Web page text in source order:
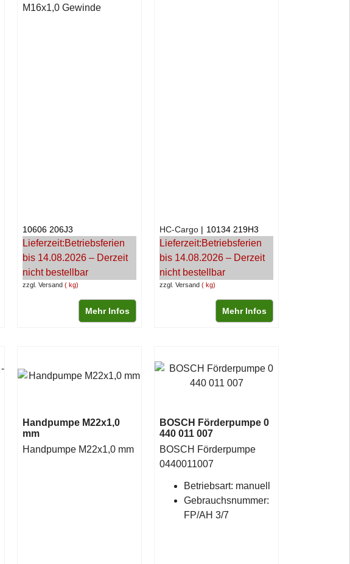
M16x1,0 Gewinde
zzgl. Versand kg
10606 206J3
Lieferzeit:Betriebsferien
bis 14.08.2026 – Derzeit
nicht bestellbar
Mehr Infos
zzgl. Versand kg
HC-Cargo 10134 219H3
Lieferzeit:Betriebsferien
bis 14.08.2026 – Derzeit
nicht bestellbar
Mehr Infos
Handpumpe M22x1,0
mm
Handpumpe M22x1,0 mm
BOSCH Förderpumpe 0
440 011 007
BOSCH Förderpumpe
0440011007
Betriebsart: manuell
Gebrauchsnummer:
FP/AH 3/7